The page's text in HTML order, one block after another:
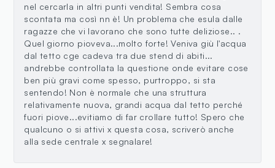
nel cercarla in altri punti vendita! Sembra cosa
scontata ma così nn è! Un problema che esula dalle
ragazze che vi lavorano che sono tutte deliziose.. .
Quel giorno pioveva...molto forte! Veniva giù l'acqua
dal tetto cge cadeva tra due stend di abiti...
andrebbe controllata la questione onde evitare cose
ben più gravi come spesso, purtroppo, si sta
sentendo! Non è normale che una struttura
relativamente nuova, grandi acqua dal tetto perché
fuori piove...evitiamo di far crollare tutto! Spero che
qualcuno o si attivi x questa cosa, scriverò anche
alla sede centrale x segnalare!